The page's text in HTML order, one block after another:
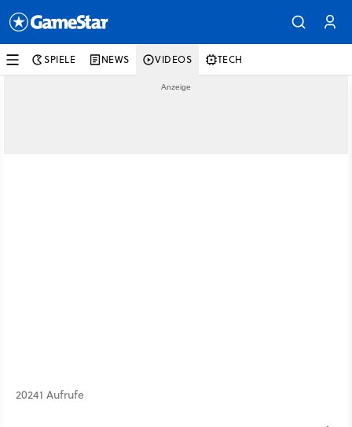
SPIELE NEWS VIDEOS TECH
20241 Aufrufe